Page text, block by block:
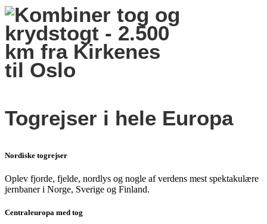
Togrejser i hele Europa
Nordiske togrejser
Oplev fjorde, fjelde, nordlys og nogle af verdens mest spektakulære
jernbaner i Norge, Sverige og Finland.
Centraleuropa med tog